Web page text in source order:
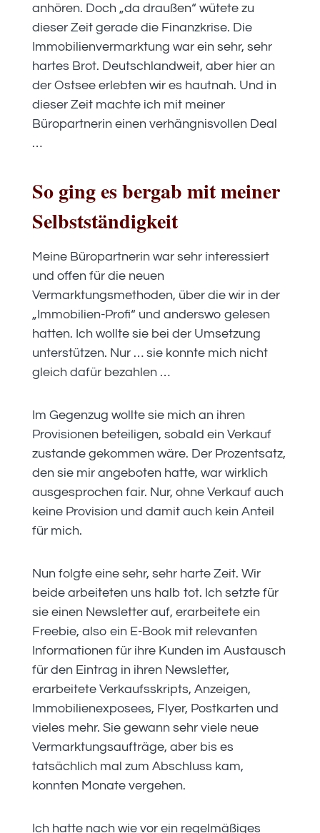
anhören. Doch „da draußen“ wütete zu
dieser Zeit gerade die Finanzkrise. Die
Immobilienvermarktung war ein sehr, sehr
hartes Brot. Deutschlandweit, aber hier an
der Ostsee erlebten wir es hautnah. Und in
dieser Zeit machte ich mit meiner
Büropartnerin einen verhängnisvollen Deal
…
So ging es bergab mit meiner
Selbstständigkeit
Meine Büropartnerin war sehr interessiert
und offen für die neuen
Vermarktungsmethoden, über die wir in der
„Immobilien-Profi“ und anderswo gelesen
hatten. Ich wollte sie bei der Umsetzung
unterstützen. Nur … sie konnte mich nicht
gleich dafür bezahlen …
Im Gegenzug wollte sie mich an ihren
Provisionen beteiligen, sobald ein Verkauf
zustande gekommen wäre. Der Prozentsatz,
den sie mir angeboten hatte, war wirklich
ausgesprochen fair. Nur, ohne Verkauf auch
keine Provision und damit auch kein Anteil
für mich.
Nun folgte eine sehr, sehr harte Zeit. Wir
beide arbeiteten uns halb tot. Ich setzte für
sie einen Newsletter auf, erarbeitete ein
Freebie, also ein E-Book mit relevanten
Informationen für ihre Kunden im Austausch
für den Eintrag in ihren Newsletter,
erarbeitete Verkaufsskripts, Anzeigen,
Immobilienexposees, Flyer, Postkarten und
vieles mehr. Sie gewann sehr viele neue
Vermarktungsaufträge, aber bis es
tatsächlich mal zum Abschluss kam,
konnten Monate vergehen.
Ich hatte nach wie vor ein regelmäßiges